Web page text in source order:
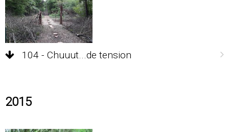
104 - Chuuut...de tension
2015